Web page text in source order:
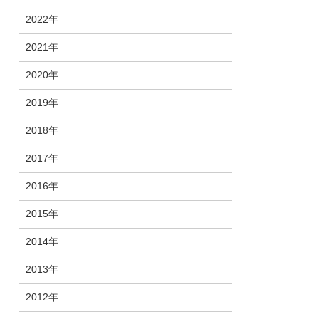
2022年
2021年
2020年
2019年
2018年
2017年
2016年
2015年
2014年
2013年
2012年